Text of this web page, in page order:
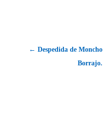
← Despedida de Moncho
Borrajo.